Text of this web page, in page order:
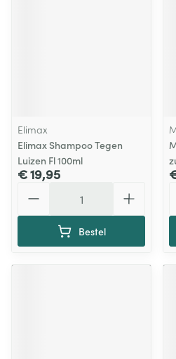
Elimax
Elimax Shampoo Tegen
Luizen Fl 100ml
€ 19,95
Bestel